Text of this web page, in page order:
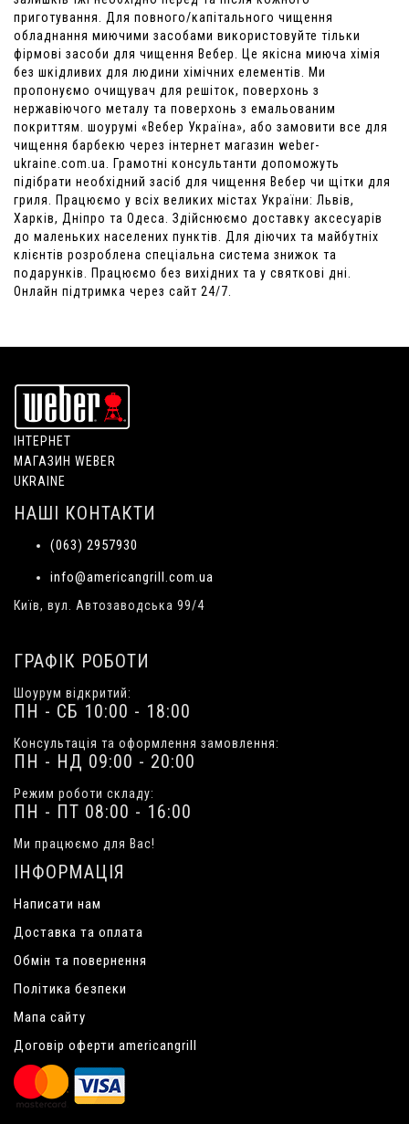
приготування. Для повного/капітального чищення
обладнання миючими засобами використовуйте тільки
фірмові засоби для чищення Вебер. Це якісна миюча хімія
без шкідливих для людини хімічних елементів. Ми
пропонуємо очищувач для решіток, поверхонь з
нержавіючого металу та поверхонь з емальованим
покриттям. шоурумі «Вебер Україна», або замовити все для
чищення барбекю через інтернет магазин weber-
ukraine.com.ua. Грамотні консультанти допоможуть
підібрати необхідний засіб для чищення Вебер чи щітки для
гриля. Працюємо у всіх великих містах України: Львів,
Харків, Дніпро та Одеса. Здійснюємо доставку аксесуарів
до маленьких населених пунктів. Для діючих та майбутніх
клієнтів розроблена спеціальна система знижок та
подарунків. Працюємо без вихідних та у святкові дні.
Онлайн підтримка через сайт 24/7.
ІНТЕРНЕТ
МАГАЗИН WEBER
UKRAINE
НАШІ КОНТАКТИ
(063) 2957930
info@americangrill.com.ua
Київ, вул. Автозаводська 99/4
ГРАФІК РОБОТИ
Шоурум відкритий:
ПН - СБ 10:00 - 18:00
Консультація та оформлення замовлення:
ПН - НД 09:00 - 20:00
Режим роботи складу:
ПН - ПТ 08:00 - 16:00
Ми працюємо для Вас!
ІНФОРМАЦІЯ
Написати нам
Доставка та оплата
Обмін та повернення
Політика безпеки
Мапа сайту
Договір оферти americangrill